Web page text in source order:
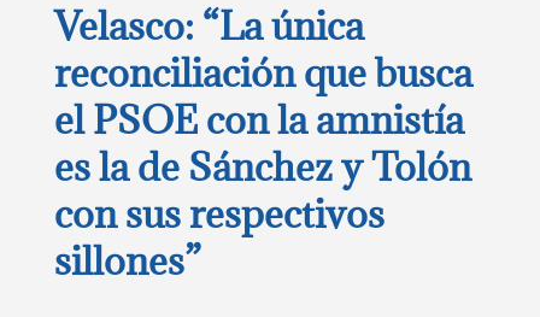
Velasco: “La única
reconciliación que busca
el PSOE con la amnistía
es la de Sánchez y Tolón
con sus respectivos
sillones”